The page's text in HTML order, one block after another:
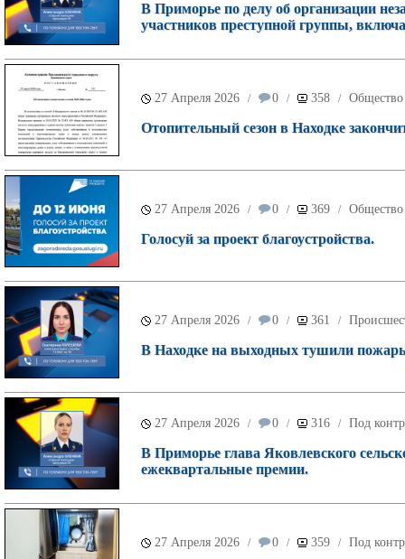
В Приморье по делу об организации
участников преступной группы,
27 Апреля 2026 / 0 / 358 / Общество
Отопительный сезон в Находке
27 Апреля 2026 / 0 / 369 / Общество
Голосуй за проект благоустройства.
27 Апреля 2026 / 0 / 361 /
В Находке на выходных тушили
27 Апреля 2026 / 0 / 316 / Под
В Приморье глава Яковлевского
ежеквартальные премии.
27 Апреля 2026 / 0 / 359 / Под